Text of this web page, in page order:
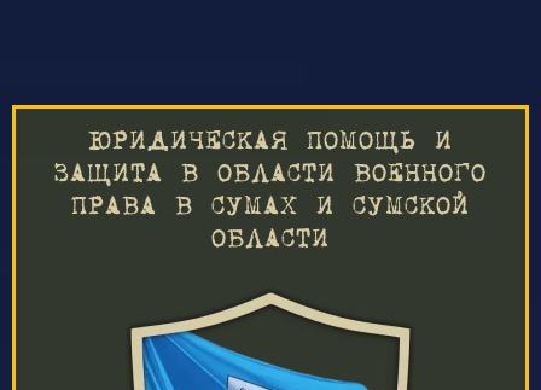
ЮРИДИЧЕСКАЯ ПОМОЩЬ И
ЗАЩИТА В ОБЛАСТИ ВОЕННОГО
ПРАВА В СУМАХ И СУМСКОЙ
ОБЛАСТИ